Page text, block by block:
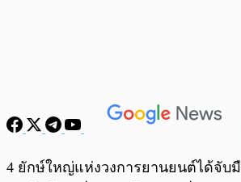
พร้อมเล่น
4 ยักษ์ใหญ่แห่งวงการยานยนต์ได้จับมื